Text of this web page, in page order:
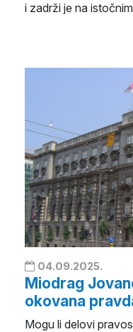
i zadrži je na
04.09.2025.
Miodrag
okovana
Mogu li delovi